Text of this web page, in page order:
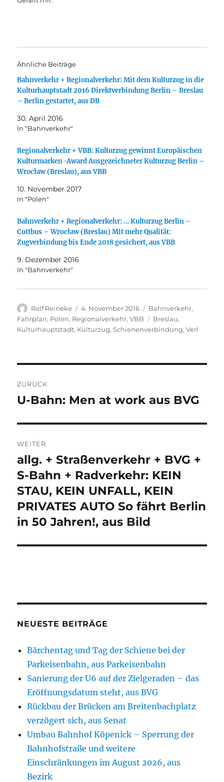
Ähnliche Beiträge
Bahnverkehr + Regionalverkehr: Mit dem Kulturzug in die
Kulturhauptstadt 2016 Direktverbindung Berlin – Breslau
– Berlin gestartet, aus DB
30. April 2016
In "Bahnverkehr"
Regionalverkehr + VBB: Kulturzug gewinnt Europäischen
Kulturmarken-Award Ausgezeichneter Kulturzug Berlin –
Wrocław (Breslau), aus VBB
10. November 2017
In "Polen"
Bahnverkehr + Regionalverkehr: … Kulturzug Berlin –
Cottbus – Wrocław (Breslau) Mit mehr Qualität:
Zugverbindung bis Ende 2018 gesichert, aus VBB
9. Dezember 2016
In "Bahnverkehr"
Autor
Ralf Reineke
Veröffentlicht
am
4. November 2016 Kategorien
Bahnverkehr,
Fahrplan, Polen, Regionalverkehr,VBB Schlagwörter
Breslau,
Kulturhauptstadt, Kulturzug,Schienenverbindung,Verl
ZURÜCK
Vorheriger
U-Bahn: Men at work aus BVG
WEITER
Nächster
Beitrag:
allg. + Straßenverkehr + BVG +
S-Bahn + Radverkehr: KEIN
STAU, KEIN UNFALL, KEIN
PRIVATES AUTO So fährt Berlin
in 50 Jahren!, aus Bild
NEUESTE BEITRÄGE
Bärchentag und Tag der Schiene bei der
Parkeisenbahn, aus Parkeisenbahn
Sanierung der U6 auf der Zielgeraden – das
Eröffnungsdatum steht, aus BVG
Rückbau der Brücken am Breitenbachplatz
verzögert sich, aus Senat
Umbau Bahnhof Köpenick – Sperrung der
Bahnhofstraße und weitere
Einschränkungen im August 2026, aus
Bezirk